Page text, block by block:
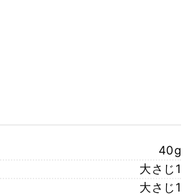
40g
大さじ1
大さじ1